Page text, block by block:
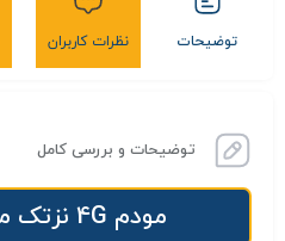
توضیحات نظرات کاربران
توضیحات و بررسی کامل
مودم 4G نزتک مدل 77UX100